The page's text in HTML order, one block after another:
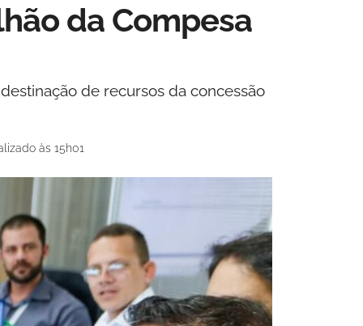
da Compesa
de recursos da concessão
às 15h01